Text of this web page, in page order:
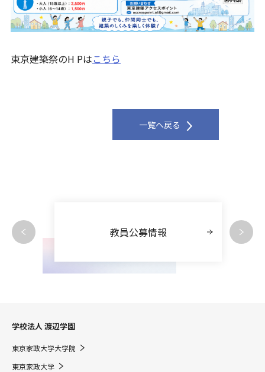
東京建築祭のH Pはこちら
一覧へ戻る
教員公募情報
学校法人 渡辺学園
東京家政大学大学院
東京家政大学